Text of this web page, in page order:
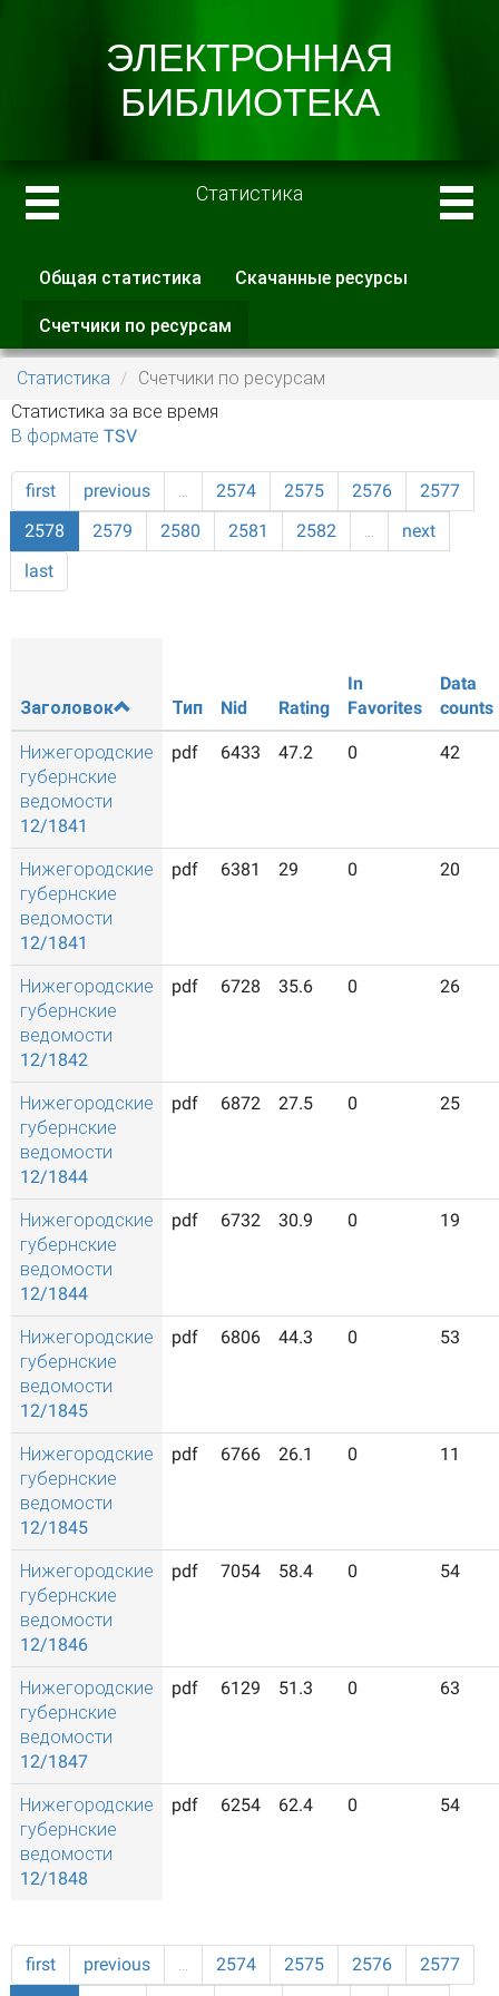
Статистика
Главные вкладки
Общая статистика Скачанные ресурсы
Счетчики по ресурсам
вкладка)
Статистика
Счетчики по ресурсам
Статистика за все время
В формате TSV
first previous … 2574 2575 2576
2577
2578
2579 2580 2581 2582 …
next
last
Заголовок Тип Nid Rating
In
Favorites
Data
counts
Нижегородские
губернские
ведомости
12/1841
pdf 6433 47.2 0 42
Нижегородские
губернские
ведомости
12/1841
pdf 6381 29 0 20
Нижегородские
губернские
ведомости
12/1842
pdf 6728 35.6 0 26
Нижегородские
губернские
ведомости
12/1844
pdf 6872 27.5 0 25
Нижегородские
губернские
ведомости
12/1844
pdf 6732 30.9 0 19
Нижегородские
губернские
ведомости
12/1845
pdf 6806 44.3 0 53
Нижегородские
губернские
ведомости
12/1845
pdf 6766 26.1 0 11
Нижегородские
губернские
ведомости
12/1846
pdf 7054 58.4 0 54
Нижегородские
губернские
ведомости
12/1847
pdf 6129 51.3 0 63
Нижегородские
губернские
ведомости
12/1848
pdf 6254 62.4 0 54
first previous … 2574 2575 2576
2577